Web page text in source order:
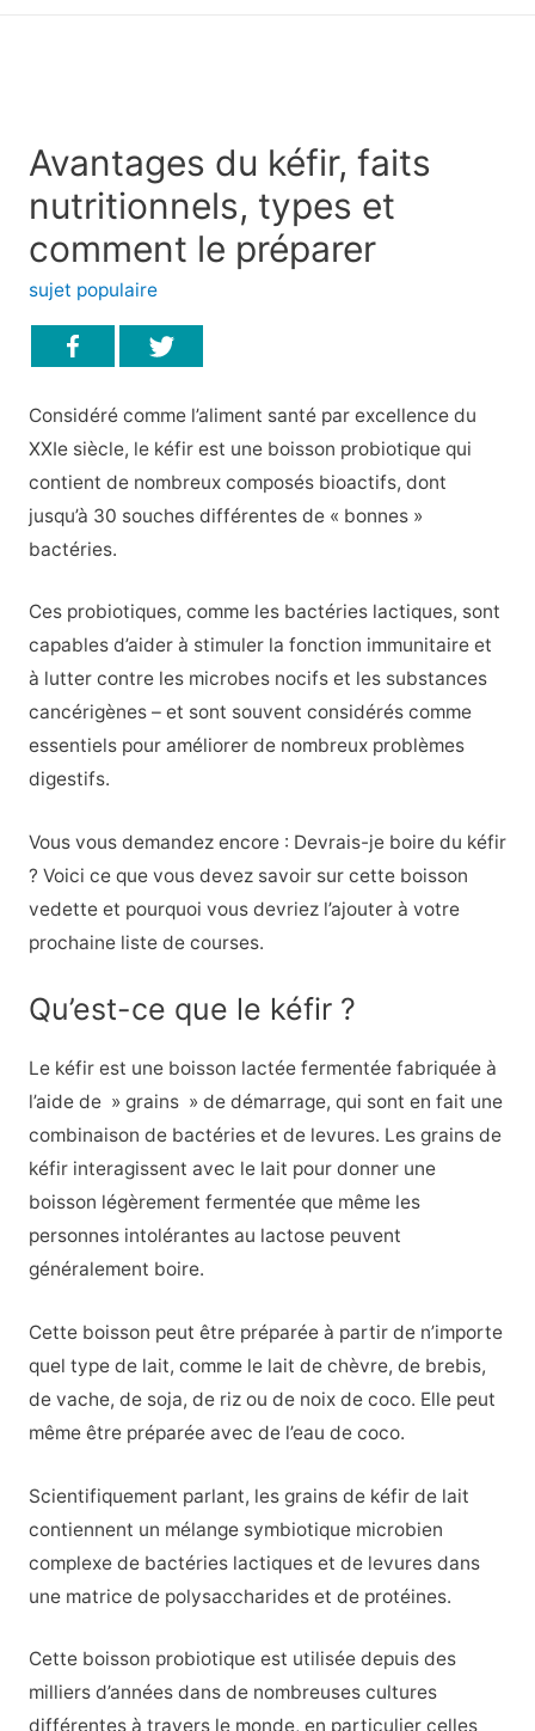
Avantages du kéfir, faits
nutritionnels, types et
comment le préparer
sujet populaire
Considéré comme l’aliment santé par excellence du
XXIe siècle, le kéfir est une boisson probiotique qui
contient de nombreux composés bioactifs, dont
jusqu’à 30 souches différentes de « bonnes »
bactéries.
Ces probiotiques, comme les bactéries lactiques, sont
capables d’aider à stimuler la fonction immunitaire et
à lutter contre les microbes nocifs et les substances
cancérigènes – et sont souvent considérés comme
essentiels pour améliorer de nombreux problèmes
digestifs.
Vous vous demandez encore : Devrais-je boire du kéfir
? Voici ce que vous devez savoir sur cette boisson
vedette et pourquoi vous devriez l’ajouter à votre
prochaine liste de courses.
Qu’est-ce que le kéfir ?
Le kéfir est une boisson lactée fermentée fabriquée à
l’aide de » grains » de démarrage, qui sont en fait une
combinaison de bactéries et de levures. Les grains de
kéfir interagissent avec le lait pour donner une
boisson légèrement fermentée que même les
personnes intolérantes au lactose peuvent
généralement boire.
Cette boisson peut être préparée à partir de n’importe
quel type de lait, comme le lait de chèvre, de brebis,
de vache, de soja, de riz ou de noix de coco. Elle peut
même être préparée avec de l’eau de coco.
Scientifiquement parlant, les grains de kéfir de lait
contiennent un mélange symbiotique microbien
complexe de bactéries lactiques et de levures dans
une matrice de polysaccharides et de protéines.
Cette boisson probiotique est utilisée depuis des
milliers d’années dans de nombreuses cultures
différentes à travers le monde, en particulier celles